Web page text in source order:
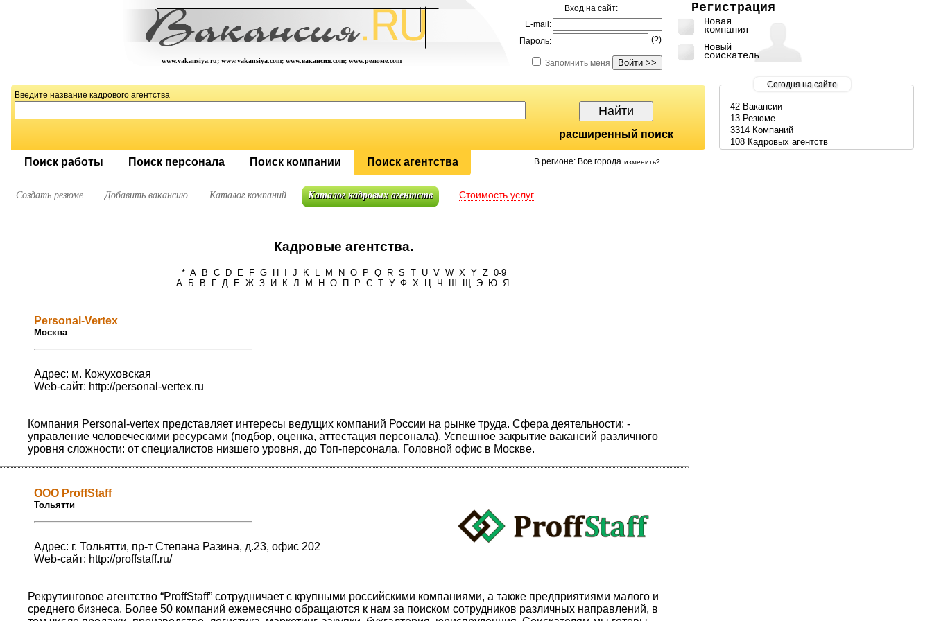
www.vakansiya.ru; www.vakansiya.com; www.вакансия.com; www.резюме.com
Вход на сайт: Регистрация
Новая
компания
Новый
соискатель
E-mail:
Пароль:
(?)
Запомнить меня
Введите название кадрового агентства
расширенный поиск
Поиск работы Поиск персонала Поиск компании Поиск агентства В регионе: Все города изменить?
Сегодня на сайте
42 Вакансии
13 Резюме
3314 Компаний
108 Кадровых агентств
Создать резюме Добавить вакансию Каталог компаний Каталог кадровых агентств Стоимость услуг
Кадровые агентства.
* A B C D E F G H J K L M N O P Q R S T U V W X Y Z 0-9
А
Б В Г Д Е Ж З И К Л М Н О П Р С Т У Ф Х Ц Ч Ш Щ Э Ю Я
Personal-Vertex
Москва
Адрес: м. Кожуховская
Web-сайт: http://personal-vertex.ru
Компания Personal-vertex представляет интересы ведущих компаний России на рынке труда. Сфера деятельности: -
управление человеческими ресурсами (подбор, оценка, аттестация персонала). Успешное закрытие вакансий различного
уровня сложности: от специалистов низшего уровня, до Топ-персонала. Головной офис в Москве.
ООО ProffStaff
Тольятти
Адрес: г. Тольятти, пр-т Степана Разина, д.23, офис 202
Web-сайт: http://proffstaff.ru/
Рекрутинговое агентство “ProffStaff” сотрудничает с крупными российскими компаниями, а также предприятиями малого и
среднего бизнеса. Более 50 компаний ежемесячно обращаются к нам за поиском сотрудников различных направлений, в